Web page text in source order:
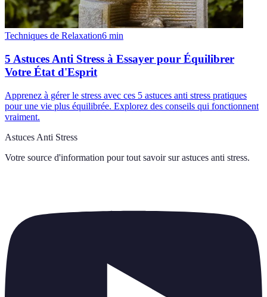
Techniques de Relaxation6 min
5 Astuces Anti Stress à Essayer pour Équilibrer
Votre État d'Esprit
Apprenez à gérer le stress avec ces 5 astuces anti stress pratiques
pour une vie plus équilibrée. Explorez des conseils qui fonctionnent
vraiment.
Astuces Anti Stress
Votre source d'information pour tout savoir sur astuces anti stress.